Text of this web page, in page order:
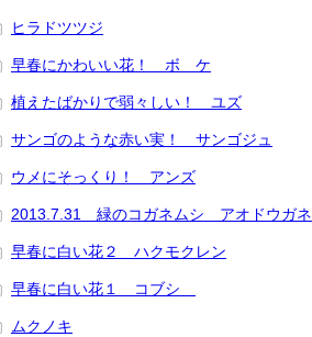
ヒラドツツジ
早春にかわいい花！ ボ ケ
植えたばかりで弱々しい！ ユズ
サンゴのような赤い実！ サンゴジュ
ウメにそっくり！ アンズ
2013.7.31 緑のコガネムシ アオドウガネ
早春に白い花２ ハクモクレン
早春に白い花１ コブシ
ムクノキ